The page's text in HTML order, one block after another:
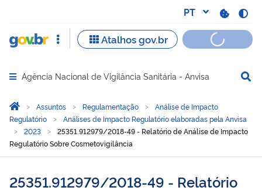
Abrir menu principal de navegação
Agência Nacional de Vigilância Sanitária - Anvisa
Você está aqui:
Página Inicial
Assuntos Regulamentação
Análise de Impacto
Regulatório
Análises de Impacto Regulatório elaboradas pela Anvisa
2023
25351.912979/2018-49 - Relatório de Análise de Impacto
Regulatório Sobre Cosmetovigilância
25351.912979/2018-49 - Relatório